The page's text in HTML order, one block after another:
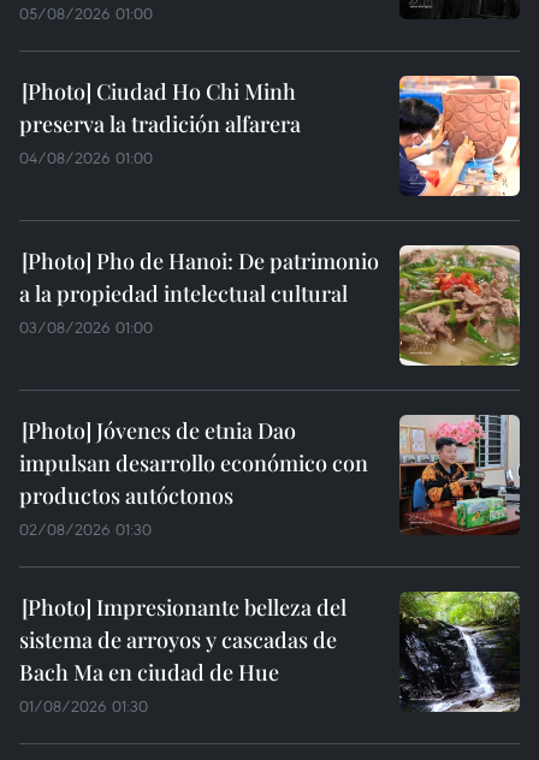
05/08/2026 01:00
Ciudad Ho Chi Minh
preserva la tradición alfarera
04/08/2026 01:00
Pho de Hanoi: De patrimonio
a la propiedad intelectual cultural
03/08/2026 01:00
Jóvenes de etnia Dao
impulsan desarrollo económico con
productos autóctonos
02/08/2026 01:30
Impresionante belleza del
sistema de arroyos y cascadas de
Bach Ma en ciudad de Hue
01/08/2026 01:30